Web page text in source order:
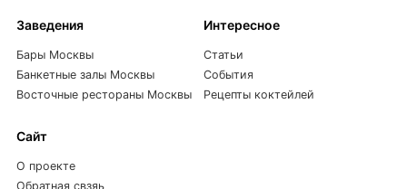
Заведения
Бары Москвы
Банкетные залы Москвы
Восточные рестораны Москвы
Интересное
Статьи
События
Рецепты коктейлей
Сайт
О проекте
Обратная свзяь